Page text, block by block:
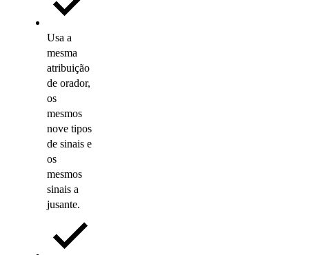
Usa a
mesma
atribuição
de orador,
os
mesmos
nove tipos
de sinais e
os
mesmos
sinais a
jusante.